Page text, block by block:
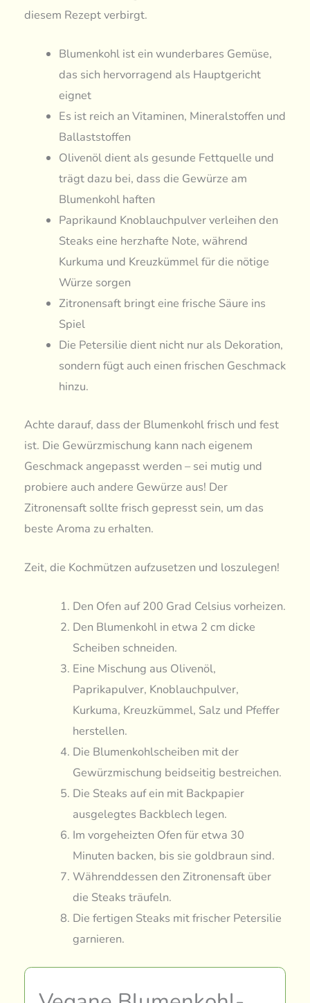
diesem Rezept verbirgt.
Blumenkohl ist ein wunderbares Gemüse,
das sich hervorragend als Hauptgericht
eignet
Es ist reich an Vitaminen, Mineralstoffen und
Ballaststoffen
Olivenöl dient als gesunde Fettquelle und
trägt dazu bei, dass die Gewürze am
Blumenkohl haften
Paprikaund Knoblauchpulver verleihen den
Steaks eine herzhafte Note, während
Kurkuma und Kreuzkümmel für die nötige
Würze sorgen
Zitronensaft bringt eine frische Säure ins
Spiel
Die Petersilie dient nicht nur als Dekoration,
sondern fügt auch einen frischen Geschmack
hinzu.
Achte darauf, dass der Blumenkohl frisch und fest
ist. Die Gewürzmischung kann nach eigenem
Geschmack angepasst werden – sei mutig und
probiere auch andere Gewürze aus! Der
Zitronensaft sollte frisch gepresst sein, um das
beste Aroma zu erhalten.
Zeit, die Kochmützen aufzusetzen und loszulegen!
Den Ofen auf 200 Grad Celsius vorheizen.
Den Blumenkohl in etwa 2 cm dicke
Scheiben schneiden.
Eine Mischung aus Olivenöl,
Paprikapulver, Knoblauchpulver,
Kurkuma, Kreuzkümmel, Salz und Pfeffer
herstellen.
Die Blumenkohlscheiben mit der
Gewürzmischung beidseitig bestreichen.
Die Steaks auf ein mit Backpapier
ausgelegtes Backblech legen.
Im vorgeheizten Ofen für etwa 30
Minuten backen, bis sie goldbraun sind.
Währenddessen den Zitronensaft über
die Steaks träufeln.
Die fertigen Steaks mit frischer Petersilie
garnieren.